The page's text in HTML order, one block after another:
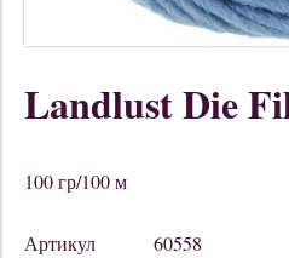
Landlust Die
100 гр/100 м
Артикул 60558